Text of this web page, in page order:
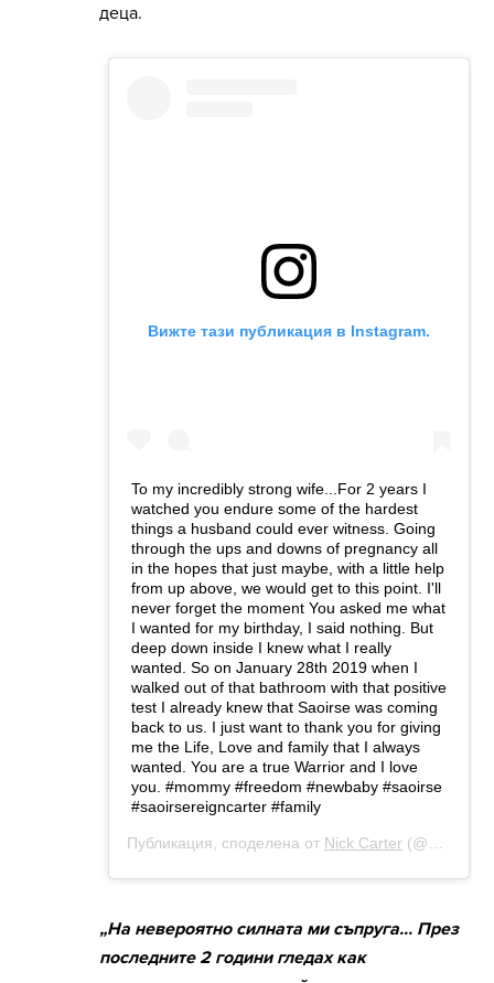
деца.
„На невероятно силната ми съпруга... През
последните 2 години гледах как